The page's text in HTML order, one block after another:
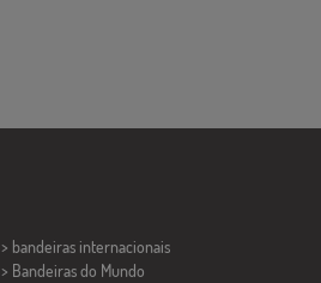
> bandeiras internacionais
> Bandeiras do Mundo